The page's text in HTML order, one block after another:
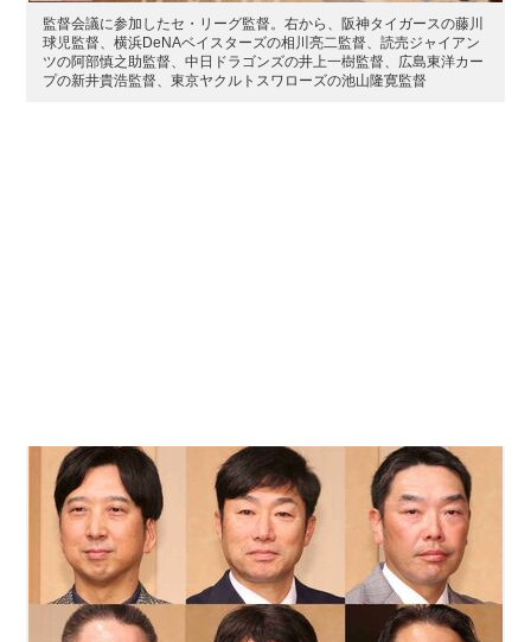
監督会議に参加したセ・リーグ監督。右から、阪神タイガースの藤川
球児監督、横浜DeNAベイスターズの相川亮二監督、読売ジャイアン
ツの阿部慎之助監督、中日ドラゴンズの井上一樹監督、広島東洋カー
プの新井貴浩監督、東京ヤクルトスワローズの池山隆寛監督